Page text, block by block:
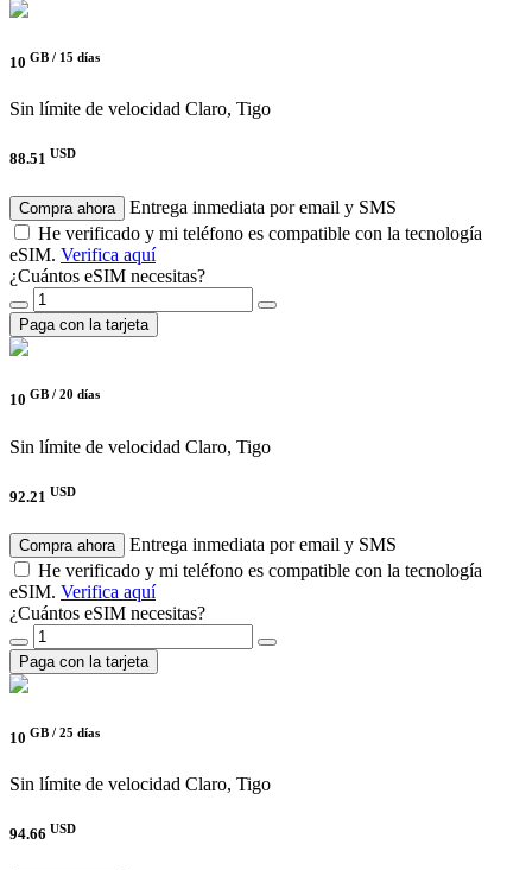
10 GB / 15 días
Sin límite de velocidad Claro, Tigo
88.51 USD
Compra ahora
Entrega inmediata por email y SMS
He verificado y mi teléfono es compatible con la tecnología
eSIM. Verifica aquí
¿Cuántos eSIM necesitas?
Paga con la tarjeta
10 GB / 20 días
Sin límite de velocidad Claro, Tigo
92.21 USD
Compra ahora
Entrega inmediata por email y SMS
He verificado y mi teléfono es compatible con la tecnología
eSIM. Verifica aquí
¿Cuántos eSIM necesitas?
Paga con la tarjeta
10 GB / 25 días
Sin límite de velocidad Claro, Tigo
94.66 USD